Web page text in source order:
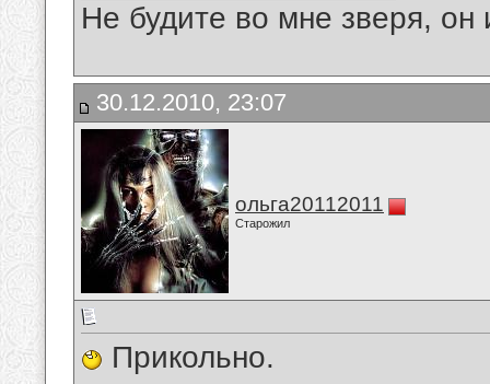
Не будите во мне зверя, он
30.12.2010, 23:07
ольга20112011
Старожил
Прикольно.